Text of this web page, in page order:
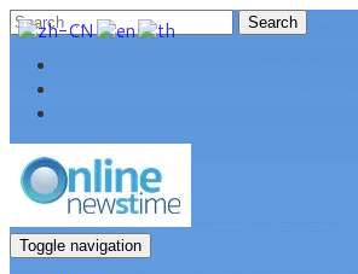
Search
Toggle navigation